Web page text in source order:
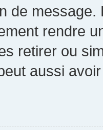
de
rendre
retirer ou
aussi